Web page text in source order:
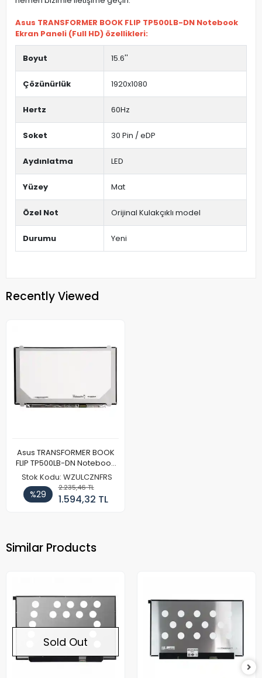
Asus TRANSFORMER BOOK FLIP TP500LB-DN Notebook
Ekran Paneli (Full HD) özellikleri:
Boyut 15.6''
Çözünürlük 1920x1080
Hertz 60Hz
Soket 30 Pin / eDP
Aydınlatma LED
Yüzey Mat
Özel Not Orijinal Kulakçıklı model
Durumu Yeni
Recently Viewed
Asus TRANSFORMER BOOK
FLIP TP500LB-DN Notebook
Ekran Paneli (Full HD)
Stok Kodu: WZULCZNFRS
%29
2.235,46 TL
1.594,32 TL
Similar Products
Sold Out